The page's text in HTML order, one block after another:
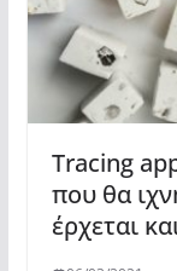
Tracing
που θα
έρχεται